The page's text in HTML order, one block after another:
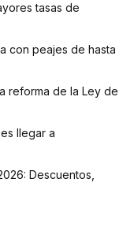
tasas de
con peajes de hasta
reforma de la Ley de
llegar a
Descuentos,